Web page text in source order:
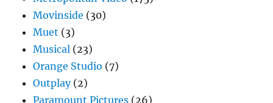
Movinside (30)
Muet (3)
Musical (23)
Orange Studio (7)
Outplay(2)
Paramount Pictures (26)